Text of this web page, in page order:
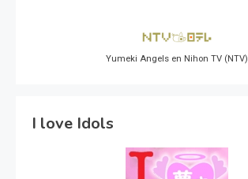
Yumeki Angels en Nihon TV (NTV)
I love Idols